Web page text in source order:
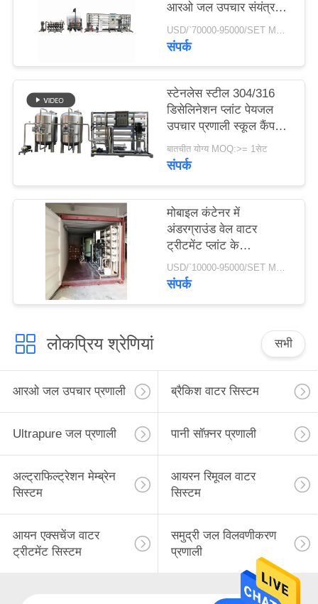
POLICY
आरओ जल उपचार संयंत्र
रिवर्स ऑस्मोसिस सिस्टम की
बड़ी क्षमता
USD/`70000-95000/SET MOQ:एक सेट
संपर्क
स्टेनलेस स्टील 304/316
डिसेलिनेशन प्लांट पेयजल
उपचार प्रणाली स्कूल कैंपस
रिवर्स ऑस्मोसिस वॉटर फ़िल्टर
बातचीत योग्य MOQ:>= 1सेट
संपर्क
मोबाइल कंटेनर में
अंडरग्राउंड वेल वाटर
ट्रीटमेंट प्लांट के
50000जीपीडी औद्योगिक
कृषि रिवर्स ऑस्मोसिस आरओ
USD/`10000-95000/SET MOQ:1 सेट
संपर्क
लोकप्रिय श्रेणियां सभी
आरओ जल उपचार प्रणाली ब्रैकिश वाटर सिस्टम
Ultrapure जल प्रणाली पानी सॉफ़्नर प्रणाली
अल्ट्राफिल्ट्रेशन मेम्ब्रेन
सिस्टम
आयरन रिमूवल वाटर
सिस्टम
आयन एक्सचेंज वाटर
ट्रीटमेंट सिस्टम
समुद्री जल विलवणीकरण
प्रणाली